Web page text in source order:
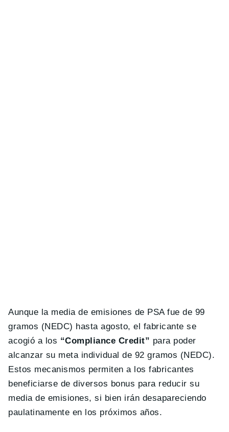
Aunque la media de emisiones de PSA fue de 99
gramos (NEDC) hasta agosto, el fabricante se
acogió a los “Compliance Credit” para poder
alcanzar su meta individual de 92 gramos (NEDC).
Estos mecanismos permiten a los fabricantes
beneficiarse de diversos bonus para reducir su
media de emisiones, si bien irán desapareciendo
paulatinamente en los próximos años.